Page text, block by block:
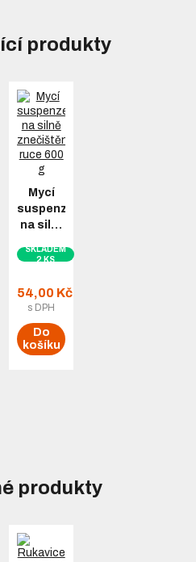
produkty
Mycí
suspenze
na sil…
SKLADEM
2 KS
54,00 Kč
s DPH
Do
košíku
produkty